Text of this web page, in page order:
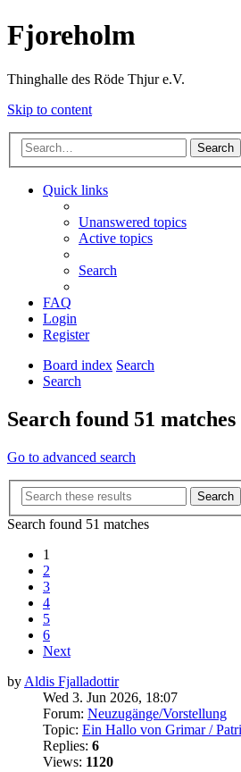
Fjoreholm
Thinghalle des Röde Thjur e.V.
Skip to content
Search
Quick links
Unanswered topics
Active topics
Search
FAQ
Login
Register
Board index Search
Search
Search found 51 matches
Go to advanced search
Search
Search found 51 matches
1
2
3
4
5
6
Next
by Aldis Fjalladottir
Wed 3. Jun 2026, 18:07
Forum: Neuzugänge/Vorstellung
Topic: Ein Hallo von Grimar /
Replies: 6
Views: 1120